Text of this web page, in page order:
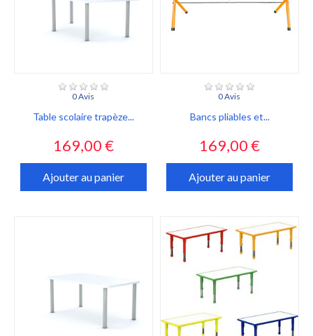
0 Avis
Table scolaire trapèze...
Prix
169,00 €
Ajouter au panier
0 Avis
Bancs pliables et...
Prix
169,00 €
Ajouter au panier